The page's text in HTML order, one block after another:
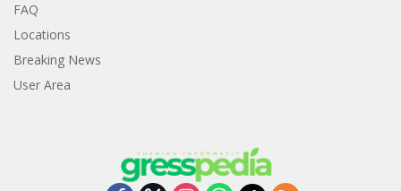
FAQ
Locations
Breaking News
User Area